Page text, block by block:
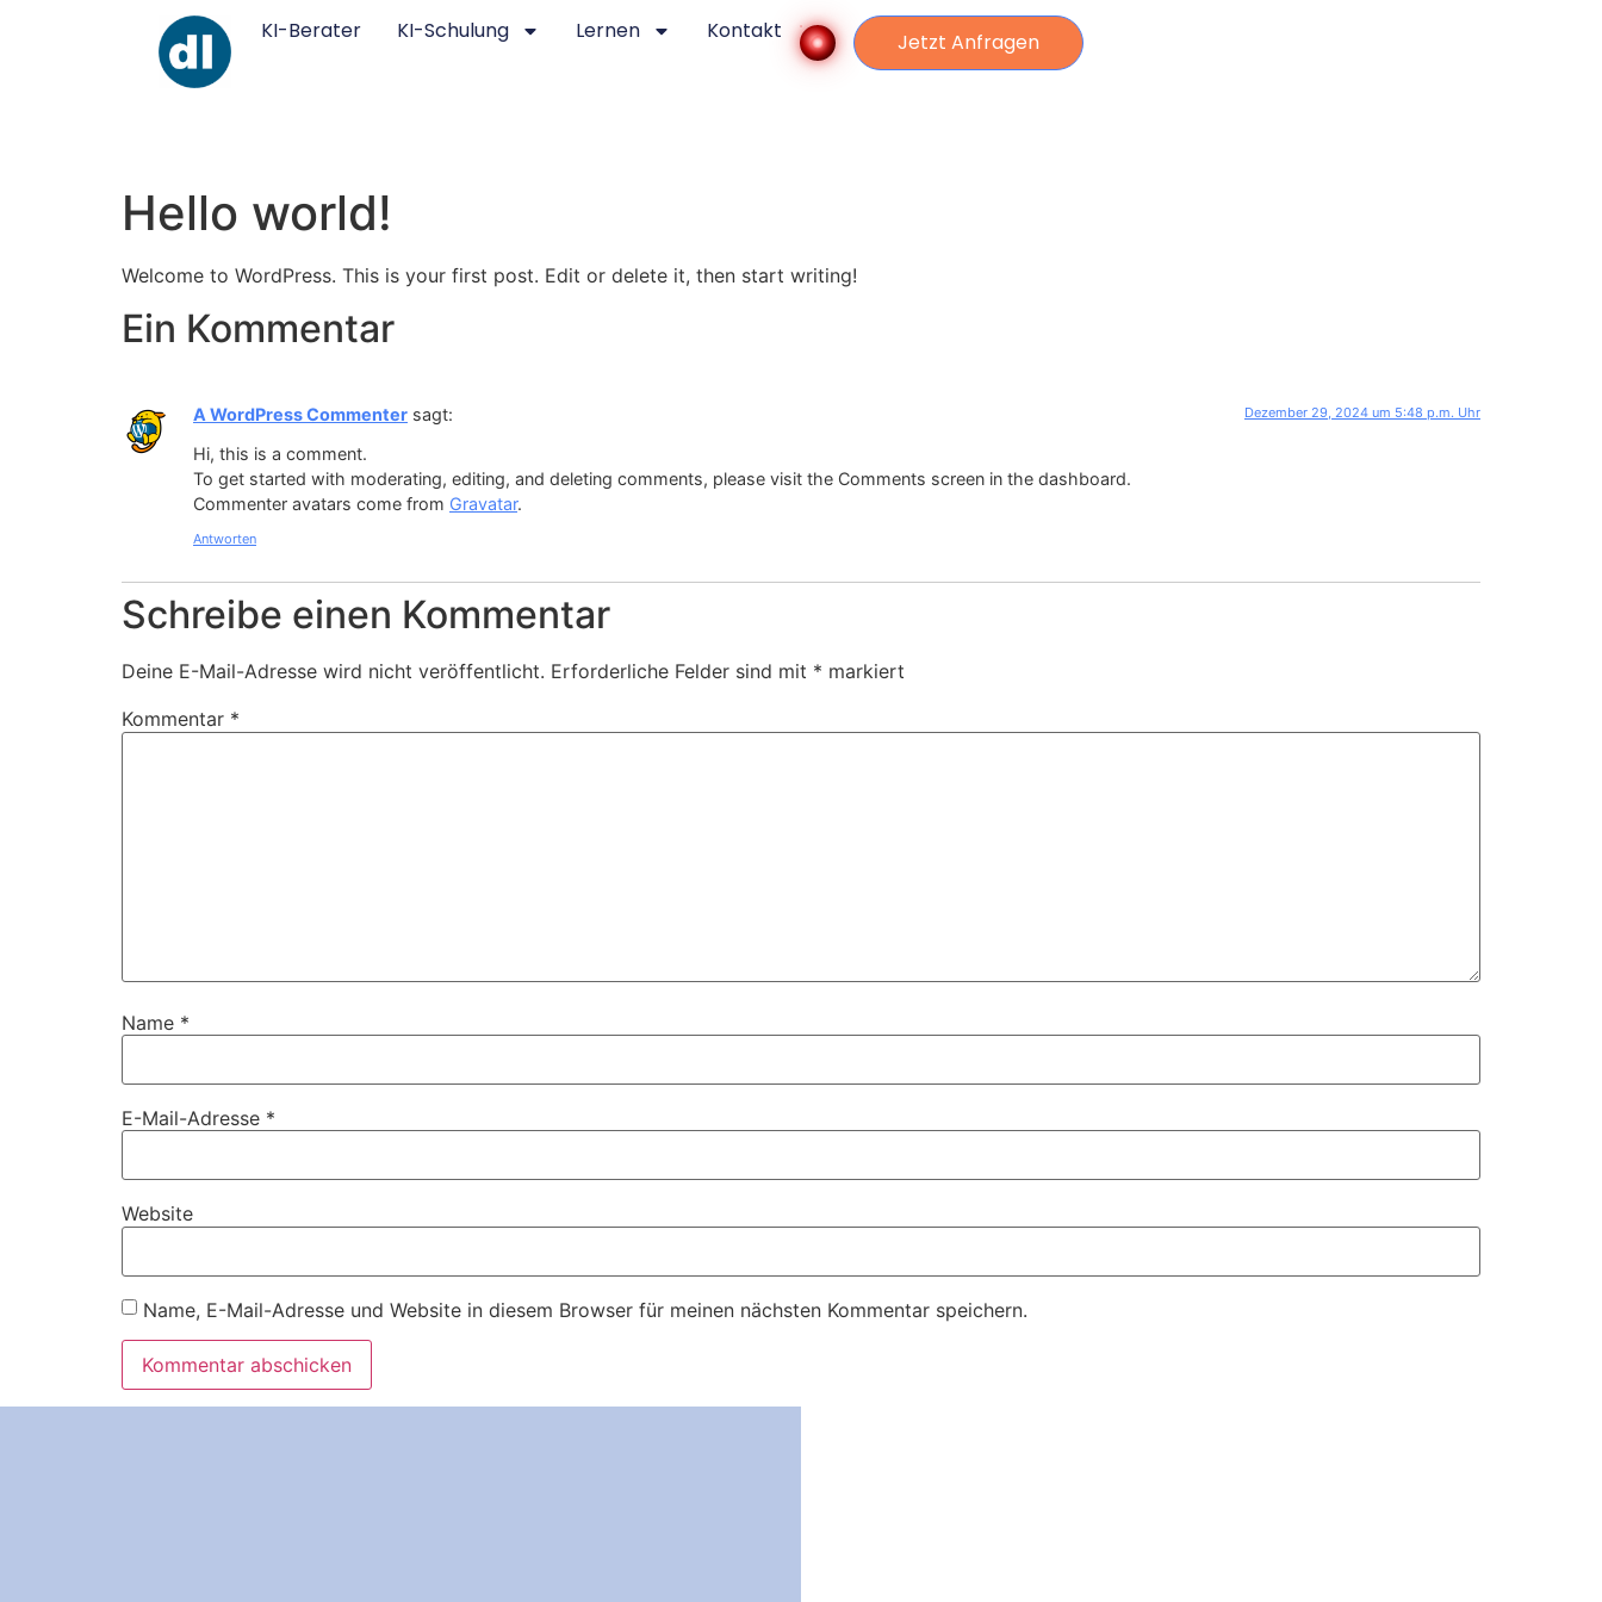
KI-Berater KI-Schulung Lernen Kontakt Jetzt Anfragen
Hello world!
Welcome to WordPress. This is your first post. Edit or delete it, then start writing!
Ein Kommentar
A WordPress Commenter sagt: Dezember 29, 2024 um 5:48 p.m. Uhr
Hi, this is a comment.
To get started with moderating, editing, and deleting comments, please visit the Comments screen in the dashboard.
Commenter avatars come from Gravatar.
Antworten
Schreibe einen Kommentar
Deine E-Mail-Adresse wird nicht veröffentlicht. Erforderliche Felder sind mit * markiert
Kommentar *
Name *
E-Mail-Adresse *
Website
Name, E-Mail-Adresse und Website in diesem Browser für meinen nächsten Kommentar speichern.